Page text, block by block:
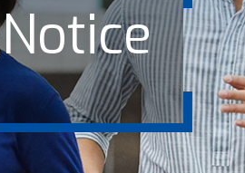
Notice